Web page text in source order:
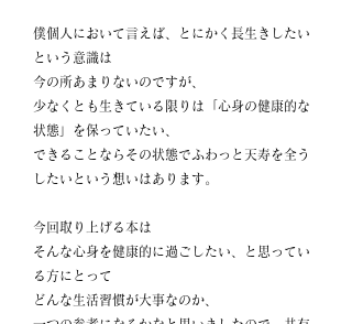
僕個人において言えば、とにかく長生きしたい
という意識は
今の所あまりないのですが、
少なくとも生きている限りは「心身の健康的な
状態」を保っていたい、
できることならその状態でふわっと天寿を全う
したいという想いはあります。
今回取り上げる本は
そんな心身を健康的に過ごしたい、と思ってい
る方にとって
どんな生活習慣が大事なのか、